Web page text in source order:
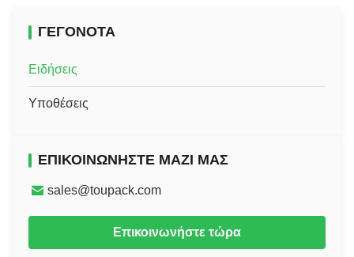
ΓΕΓΟΝΌΤΑ
Ειδήσεις
Υποθέσεις
ΕΠΙΚΟΙΝΩΝΉΣΤΕ ΜΑΖΊ ΜΑΣ
sales@toupack.com
Επικοινωνήστε τώρα